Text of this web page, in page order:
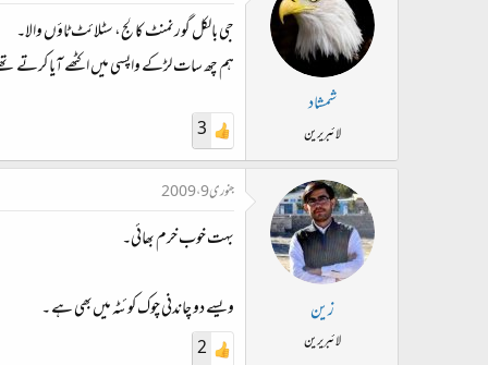
شمشاد
لائبریرین
جی بالکل گورنمنٹ کالج، سٹلائٹ ٹاؤں والا۔
ہم چھ سات لڑکے واپسی میں اکٹھے آیا کرتے
3
زین
لائبریرین
جنوری 9، 2009
بہت خوب خرم بھائی۔
ویسے دو چاندنی چوک کوئٹہ میں‌بھی ہے ۔
2